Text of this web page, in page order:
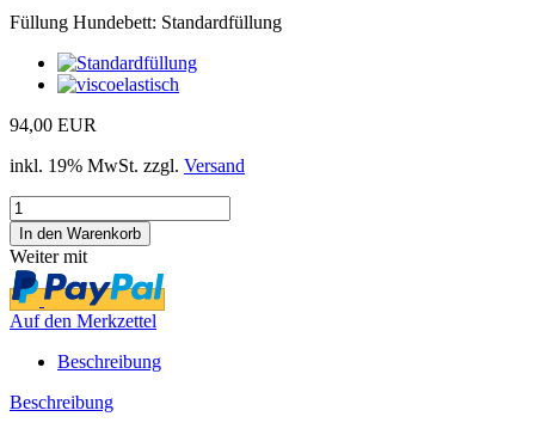
Füllung Hundebett: Standardfüllung
94,00 EUR
inkl. 19% MwSt. zzgl. Versand
Weiter mit
Auf den Merkzettel
Beschreibung
Beschreibung